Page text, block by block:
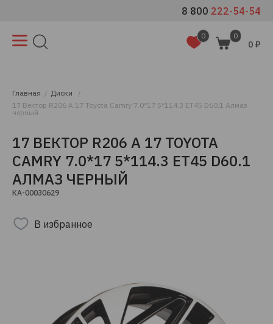
8 800 222-54-54
0 0
0 ₽
Главная
Диски
17 Вектор R206 A 17 Toyota Camry 7.0*17 5*114.3 ET45 D60.1 Алмаз
черный
17 ВЕКТОР R206 A 17 TOYOTA
CAMRY 7.0*17 5*114.3 ET45 D60.1
АЛМАЗ ЧЕРНЫЙ
КА-00030629
В избранное